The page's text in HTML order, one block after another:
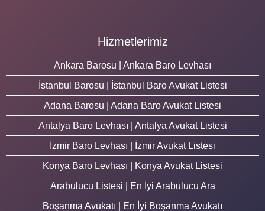
Hizmetlerimiz
Ankara Barosu | Ankara Baro Levhası
İstanbul Barosu | İstanbul Baro Avukat Listesi
Adana Barosu | Adana Baro Avukat Listesi
Antalya Baro Levhası | Antalya Avukat Listesi
İzmir Baro Levhası | İzmir Avukat Listesi
Konya Baro Levhası | Konya Avukat Listesi
Arabulucu Listesi | En İyi Arabulucu Ara
Boşanma Avukatı | En İyi Boşanma Avukatı